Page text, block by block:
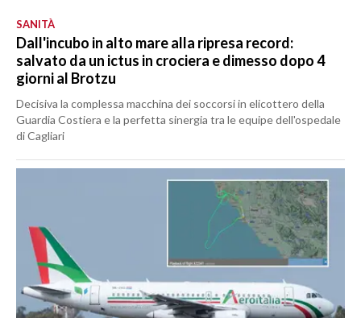
SANITÀ
Dall'incubo in alto mare alla ripresa record:
salvato da un ictus in crociera e dimesso dopo 4
giorni al Brotzu
Decisiva la complessa macchina dei soccorsi in elicottero della
Guardia Costiera e la perfetta sinergia tra le equipe dell'ospedale
di Cagliari